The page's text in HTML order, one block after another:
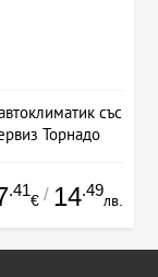
със
Торнадо
.41
€ / 14.49
лв.